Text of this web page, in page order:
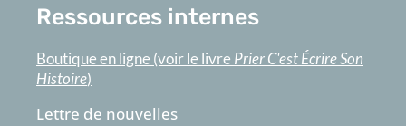
Ressources internes
Boutique en ligne (voir le livre Prier C'est Écrire Son
Histoire)
Lettre de nouvelles